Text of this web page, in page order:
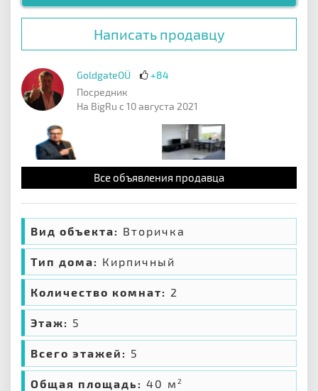
Написать продавцу
GoldgateOÜ
+84
Посредник
На BigRu с 10 августа 2021
Все объявления продавца
Вид объекта: Вторичка
Тип дома: Кирпичный
Количество комнат: 2
Этаж: 5
Всего этажей: 5
Общая площадь: 40 м 2